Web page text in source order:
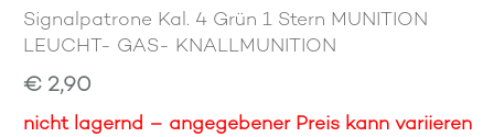
Signalpatrone Kal. 4 Grün 1 Stern MUNITION
LEUCHT- GAS- KNALLMUNITION
€ 2,90
nicht lagernd – angegebener Preis kann variieren